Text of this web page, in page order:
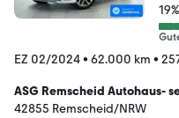
EZ 02/2024• 62.000 km •
ASG Remscheid Autohaus-
42855 Remscheid/NRW